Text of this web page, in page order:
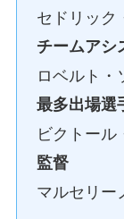
セドリック
チームアシ
ロベルト・
最多出場選
ビクトール
監督
マルセリー